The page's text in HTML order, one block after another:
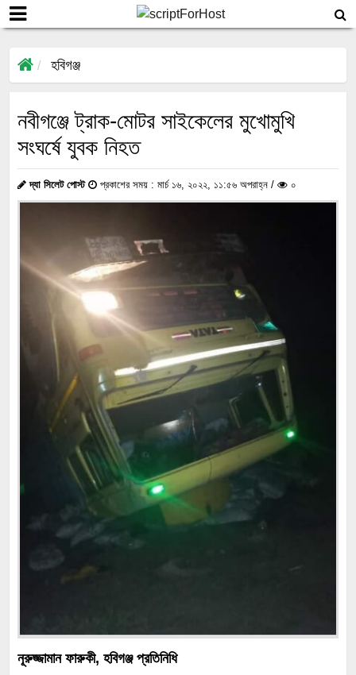
হবিগঞ্জ
নবীগঞ্জে ট্রাক-মোটর সাইকেলের মুখোমুখি
সংঘর্ষে যুবক নিহত
দ্যা সিলেট পোস্ট প্রকাশের সময় : মার্চ ১৬, ২০২২, ১১:৫৬ অপরাহ্ন / ০
নূরুজ্জামান ফারুকী, হবিগঞ্জ প্রতিনিধি